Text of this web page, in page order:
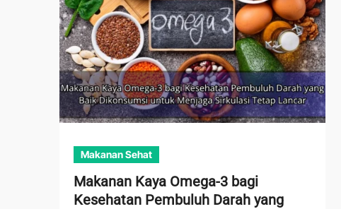
Makanan Sehat
Makanan Kaya Omega-3 bagi
Kesehatan Pembuluh Darah yang